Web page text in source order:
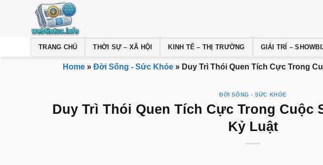
TRANG CHỦ THỜI SỰ – XÃ HỘI KINH TẾ – THỊ TRƯỜNG GIẢI TRÍ –
Home » Đời Sống - Sức Khỏe » Duy Trì Thói Quen Tích Cực Trong
ĐỜI SỐNG - SỨC KHỎE
Duy Trì Thói Quen Tích Cực Trong Cuộc
Kỷ Luật